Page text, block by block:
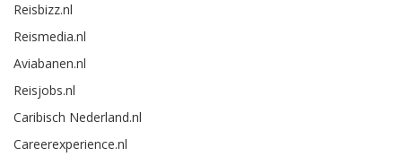
Reisbizz.nl
Reismedia.nl
Aviabanen.nl
Reisjobs.nl
Caribisch Nederland.nl
Careerexperience.nl